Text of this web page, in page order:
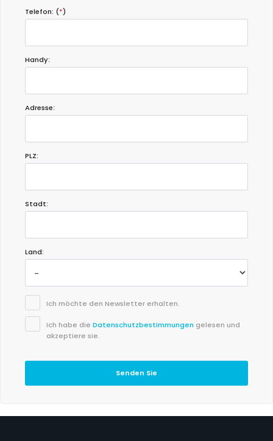
Telefon: (*)
Handy:
Adresse:
PLZ:
Stadt:
Land:
Ich möchte den Newsletter erhalten.
Ich habe die Datenschutzbestimmungen gelesen und
akzeptiere sie.
Senden Sie